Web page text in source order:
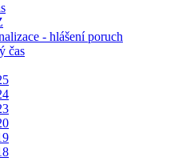
- hlášení poruch
čas